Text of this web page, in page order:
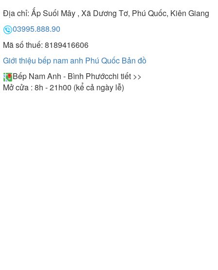
Địa chỉ: Ấp Suối Mây , Xã Dương Tơ, Phú Quốc, Kiên Giang
03995.888.90
Mã số thuế: 8189416606
Giới thiệu bếp nam anh Phú Quốc Bản đồ
Bếp Nam Anh - Bình Phướcchi tiết >>
Mở cửa : 8h - 21h00 (kể cả ngày lễ)